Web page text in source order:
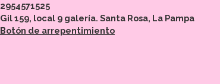
2954571525
Gil 159, local 9 galería. Santa Rosa, La Pampa
Botón de arrepentimiento